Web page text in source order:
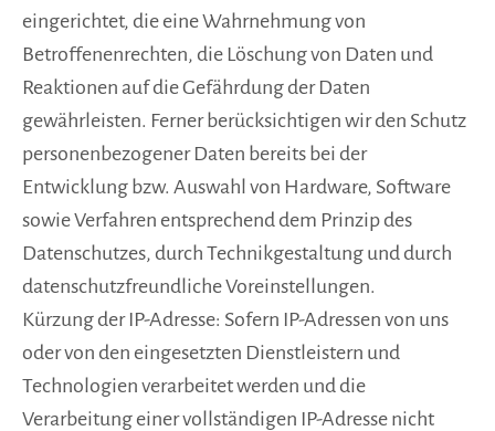
eingerichtet, die eine Wahrnehmung von
Betroffenenrechten, die Löschung von Daten und
Reaktionen auf die Gefährdung der Daten
gewährleisten. Ferner berücksichtigen wir den Schutz
personenbezogener Daten bereits bei der
Entwicklung bzw. Auswahl von Hardware, Software
sowie Verfahren entsprechend dem Prinzip des
Datenschutzes, durch Technikgestaltung und durch
datenschutzfreundliche Voreinstellungen.
Kürzung der IP-Adresse: Sofern IP-Adressen von uns
oder von den eingesetzten Dienstleistern und
Technologien verarbeitet werden und die
Verarbeitung einer vollständigen IP-Adresse nicht